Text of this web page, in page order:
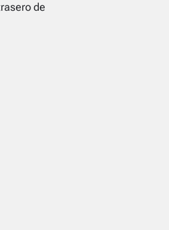
de